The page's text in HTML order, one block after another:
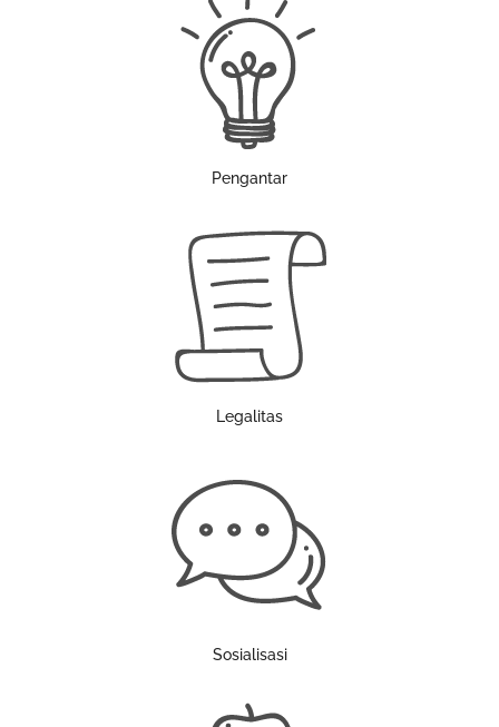
Pengantar
Legalitas
Sosialisasi